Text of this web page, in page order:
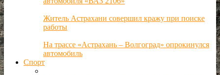
Житель Астрахани совершил кражу при поиске
работы
На трассе «Астрахань – Волгоград» опрокинулся
автомобиль
Спорт